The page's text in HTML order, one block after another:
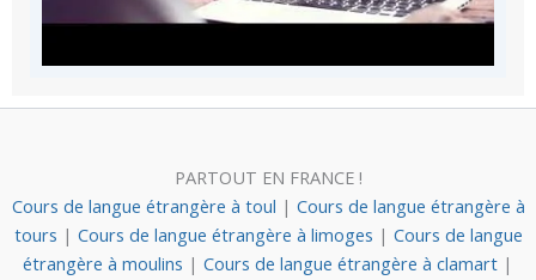
PARTOUT EN FRANCE !
Cours de langue étrangère à toul | Cours de langue étrangère à
tours | Cours de langue étrangère à limoges | Cours de langue
étrangère à moulins | Cours de langue étrangère à clamart |